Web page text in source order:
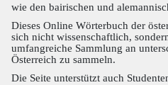
wie den bairischen und
Dieses Online Wörterbuch der
sich nicht wissenschaftlich,
umfangreiche Sammlung an
Österreich zu sammeln.
Die Seite unterstützt auch